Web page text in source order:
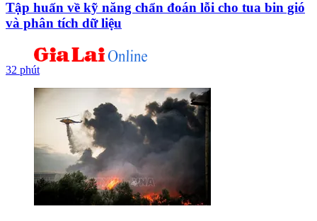
Tập huấn về kỹ năng chẩn đoán lỗi cho tua bin gió
và phân tích dữ liệu
32 phút